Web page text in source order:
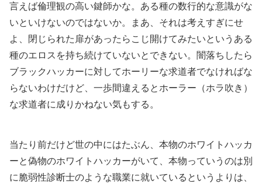
言えば倫理観の高い鍵師かな。ある種の数行的な意識がな
いといけないのではないか。まあ、それは考えすぎにせ
よ、閉じられた扉があったらこじ開けてみたいというある
種のエロスを持ち続けていないとできない。闇落ちしたら
ブラックハッカーに対してホーリーな求道者でなければな
らないわけだけど、一歩間違えるとホーラー（ホラ吹き）
な求道者に成りかねない気もする。
当たり前だけど世の中にはたぶん、本物のホワイトハッカ
ーと偽物のホワイトハッカーがいて、本物っていうのは別
に脆弱性診断士のような職業に就いているというよりは、